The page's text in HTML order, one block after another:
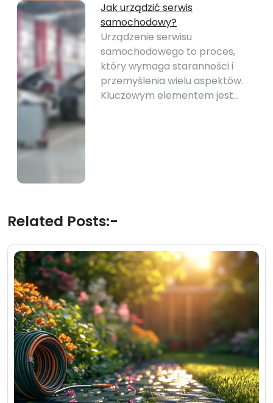
Jak urządzić serwis
samochodowy?
Urządzenie serwisu
samochodowego to proces,
który wymaga staranności i
przemyślenia wielu aspektów.
Kluczowym elementem jest…
Related Posts:-